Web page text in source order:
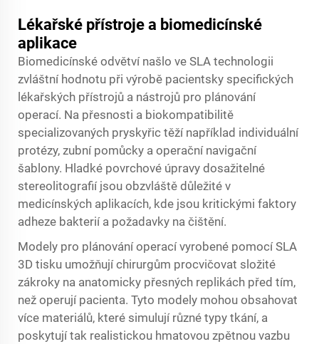
Lékařské přístroje a biomedicínské
aplikace
Biomedicínské odvětví našlo ve SLA technologii
zvláštní hodnotu při výrobě pacientsky specifických
lékařských přístrojů a nástrojů pro plánování
operací. Na přesnosti a biokompatibilitě
specializovaných pryskyřic těží například individuální
protézy, zubní pomůcky a operační navigační
šablony. Hladké povrchové úpravy dosažitelné
stereolitografií jsou obzvláště důležité v
medicínských aplikacích, kde jsou kritickými faktory
adheze bakterií a požadavky na čištění.
Modely pro plánování operací vyrobené pomocí SLA
3D tisku umožňují chirurgům procvičovat složité
zákroky na anatomicky přesných replikách před tím,
než operují pacienta. Tyto modely mohou obsahovat
více materiálů, které simulují různé typy tkání, a
poskytují tak realistickou hmatovou zpětnou vazbu